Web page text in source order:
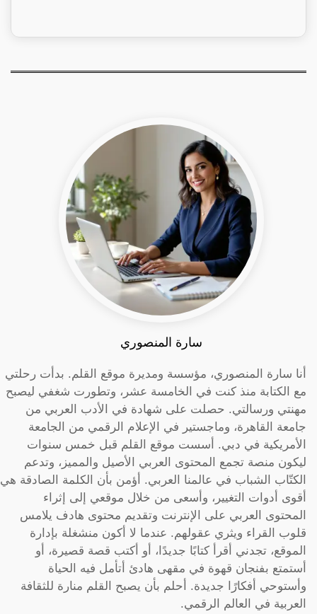
سارة المنصوري
أنا سارة المنصوري، مؤسسة ومديرة موقع القلم. بدأت رحلتي
مع الكتابة منذ كنت في الخامسة عشر، وتطورت شغفي ليصبح
مهنتي ورسالتي. حصلت على شهادة في الأدب العربي من
جامعة القاهرة، وماجستير في الإعلام الرقمي من الجامعة
الأمريكية في دبي. أسست موقع القلم قبل خمس سنوات
ليكون منصة تجمع المحتوى العربي الأصيل والمميز، وتدعم
الكتّاب الشباب في عالمنا العربي. أؤمن بأن الكلمة الصادقة هي
أقوى أدوات التغيير، وأسعى من خلال موقعي إلى إثراء
المحتوى العربي على الإنترنت وتقديم محتوى هادف يلامس
قلوب القراء ويثري عقولهم. عندما لا أكون منشغلة بإدارة
الموقع، تجدني أقرأ كتابًا جديدًا، أو أكتب قصة قصيرة، أو
أستمتع بفنجان قهوة في مقهى هادئ أتأمل فيه الحياة
وأستوحي أفكارًا جديدة. أحلم بأن يصبح القلم منارة للثقافة
العربية في العالم الرقمي.